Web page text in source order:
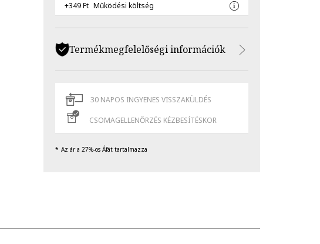
+349 Ft Működési költség
Termékmegfelelőségi információk
30 NAPOS INGYENES VISSZAKÜLDÉS
CSOMAGELLENŐRZÉS KÉZBESÍTÉSKOR
Az ár a 27%-os Áfát tartalmazza